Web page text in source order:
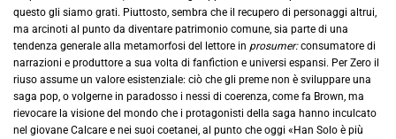
questo gli siamo grati. Piuttosto, sembra che il recupero di personaggi altrui,
ma arcinoti al punto da diventare patrimonio comune, sia parte di una
tendenza generale alla metamorfosi del lettore in prosumer:consumatore di
narrazioni e produttore a sua volta di fanfìction e universi espansi. Per Zero il
riuso assume un valore esistenziale: ciò che gli preme non è sviluppare una
saga pop, o volgerne in paradosso i nessi di coerenza, come fa Brown, ma
rievocare la visione del mondo che i protagonisti della saga hanno inculcato
nel giovane Calcare e nei suoi coetanei, al punto che oggi «Han Solo è più